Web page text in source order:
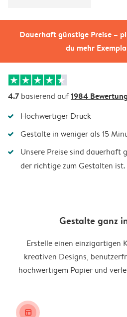
Dauerhaft günstige Preise –
du mehr
4.7 basierend auf1984
Hochwertiger Druck
Gestalte in weniger als 15
Unsere Preise sind dauerhaft
der richtige zum Gestalten ist.
Gestalte ganz
Erstelle einen einzigartigen
kreativen Designs,
hochwertigem Papier und
layout_alt